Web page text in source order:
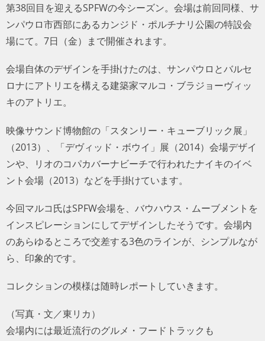
第38回目を迎えるSPFWの今シーズン。会場は前回同様、サ
ンパウロ市西部にあるカンジド・ポルチナリ公園の特設会
場にて。7日（金）まで開催されます。
会場自体のデザインを手掛けたのは、サンパウロとバルセ
ロナにアトリエを構える建築家マルコ・ブラジョーヴィッ
キのアトリエ。
映像サウンド博物館の「スタンリー・キューブリック展」
（2013）、「デヴィッド・ボウイ」展（2014）会場デザイ
ンや、リオのコパカバーナビーチで行われたナイキのイベ
ント会場（2013）などを手掛けています。
今回マルコ氏はSPFW会場を、バウハウス・ムーブメントを
インスピレーションにしてデザインしたそうです。会場内
のあらゆるところで交差する3色のラインが、シンプルなが
ら、印象的です。
コレクションの模様は随時レポートしていきます。
（写真・文／東リカ）
会場内には最近流行のグルメ・フードトラックも